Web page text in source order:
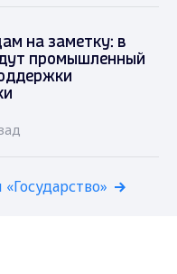
на заметку: в
промышленный